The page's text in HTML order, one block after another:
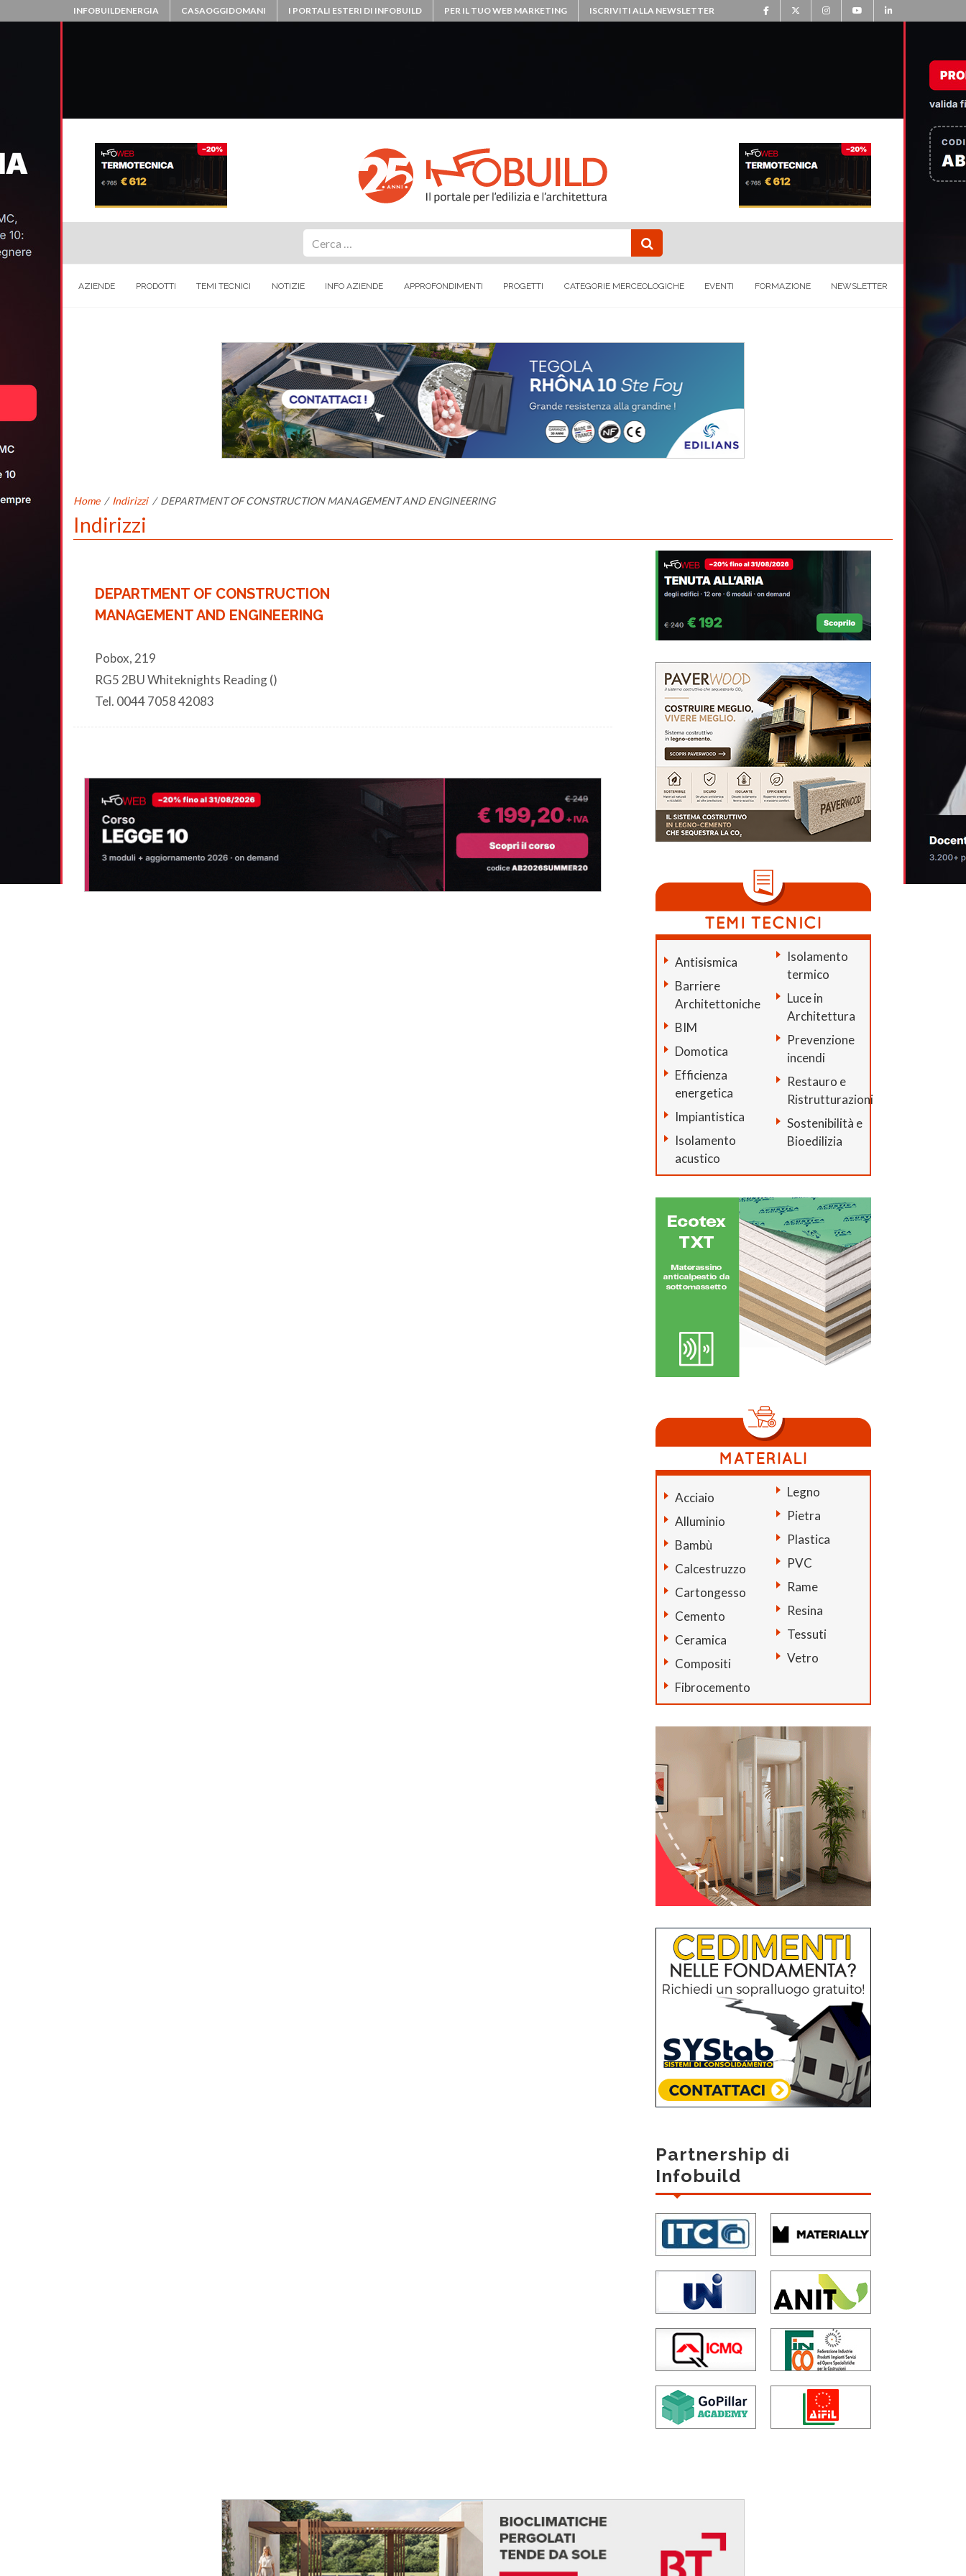
INFOBUILDENERGIA CASAOGGIDOMANI I PORTALI ESTERI DI INFOBUILD PER IL TUO WEB MARKETING ISCRIVITI ALLA NEWSLETTER
AZIENDE PRODOTTI TEMI TECNICI NOTIZIE INFO AZIENDE APPROFONDIMENTI PROGETTI CATEGORIE MERCEOLOGICHE EVENTI FORMAZIONE NEWSLETTER
Home / Indirizzi / DEPARTMENT OF CONSTRUCTION MANAGEMENT AND ENGINEERING
Indirizzi
DEPARTMENT OF CONSTRUCTION
MANAGEMENT AND ENGINEERING
Pobox, 219
RG5 2BU Whiteknights Reading ()
Tel. 0044 7058 42083
Antisismica
Barriere
Architettoniche
BIM
Domotica
Efficienza
energetica
Impiantistica
Isolamento
acustico
Isolamento
termico
Luce in
Architettura
Prevenzione
incendi
Restauro e
Ristrutturazioni
Sostenibilità e
Bioedilizia
Acciaio
Alluminio
Bambù
Calcestruzzo
Cartongesso
Cemento
Ceramica
Compositi
Fibrocemento
Legno
Pietra
Plastica
PVC
Rame
Resina
Tessuti
Vetro
Partnership di
Infobuild